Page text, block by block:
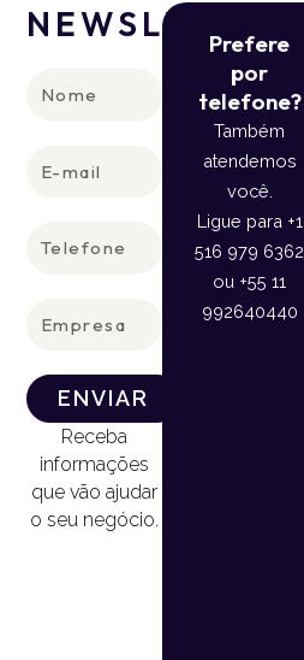
NEWSLETTER
ENVIAR
Receba
informações
que vão ajudar
o seu negócio.
Prefere
por
telefone?
Também
atendemos
você.
Ligue para +1
516 979 6362
ou +55 11
992640440